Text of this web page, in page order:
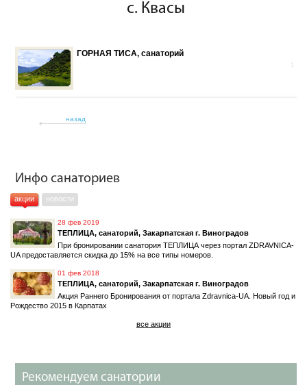
с. Квасы
ГОРНАЯ ТИСА, санаторий
1
назад
Инфо санаториев
акции новости
28 фев 2019
ТЕПЛИЦА, санаторий, Закарпатская г. Виноградов
При бронировании санатория ТЕПЛИЦА через портал ZDRAVNICA-
UA предоставляется скидка до 15% на все типы номеров.
01 фев 2018
ТЕПЛИЦА, санаторий, Закарпатская г. Виноградов
Акция Раннего Бронирования от портала Zdravnica-UA. Новый год и
Рождество 2015 в Карпатах
все акции
Рекомендуем санатории